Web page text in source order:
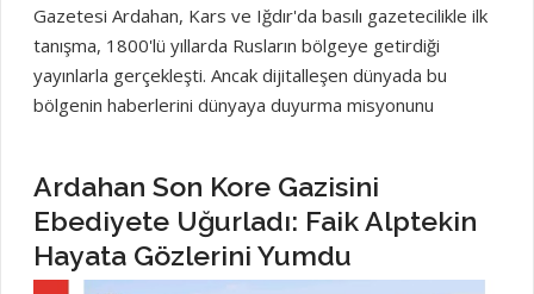
Gazetesi Ardahan, Kars ve Iğdır'da basılı gazetecilikle ilk
tanışma, 1800'lü yıllarda Rusların bölgeye getirdiği
yayınlarla gerçekleşti. Ancak dijitalleşen dünyada bu
bölgenin haberlerini dünyaya duyurma misyonunu
gazetelerini kuran Mehmet Ali Arslan, 1995 yılında bu
bölgelerin sesini tüm dünyaya duyurdu Ardahan Gazetesi
de, Mehmet Ali Arslan'ın liderliğindeki bu köklü yayıncılık
anlayışının bir parçası olarak faaliyet göstermektedir.
Ardahan Son Kore Gazisini
Ebediyete Uğurladı: Faik Alptekin
Hayata Gözlerini Yumdu